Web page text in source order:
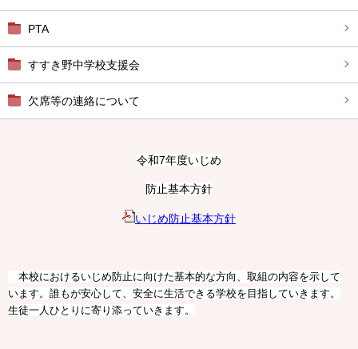
PTA
すすき野中学校支援会
欠席等の連絡について
令和7年度いじめ
防止基本方針
いじめ防止基本方針
本校におけるいじめ防止に向けた基本的な方向、取組の内容を示して
います。誰もが安心して、安全に生活できる学校を目指していきます。
生徒一人ひとりに寄り添っていきます。